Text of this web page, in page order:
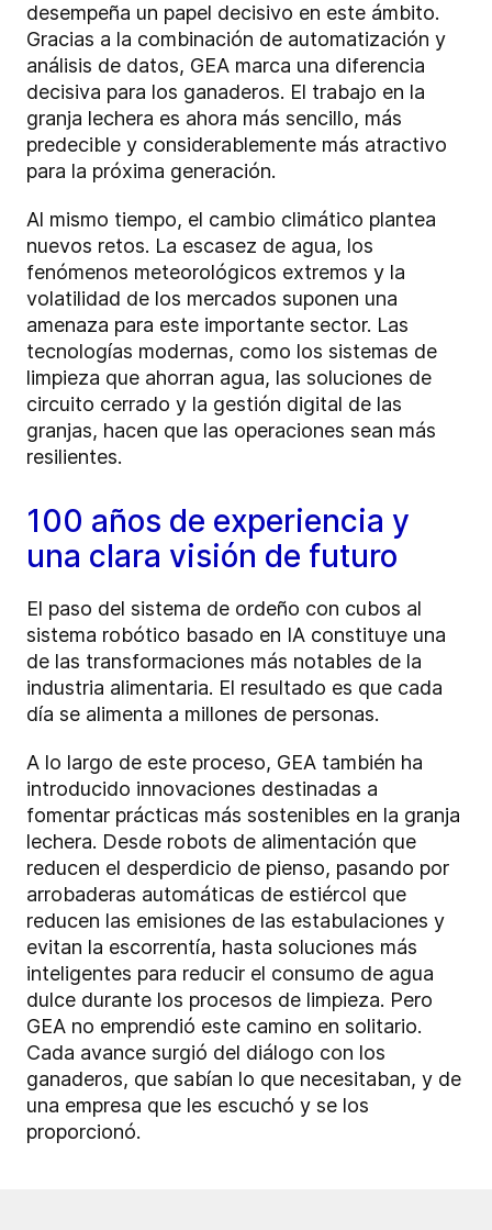
desempeña un papel decisivo en este ámbito.
Gracias a la combinación de automatización y
análisis de datos, GEA marca una diferencia
decisiva para los ganaderos. El trabajo en la
granja lechera es ahora más sencillo, más
predecible y considerablemente más atractivo
para la próxima generación.
Al mismo tiempo, el cambio climático plantea
nuevos retos. La escasez de agua, los
fenómenos meteorológicos extremos y la
volatilidad de los mercados suponen una
amenaza para este importante sector. Las
tecnologías modernas, como los sistemas de
limpieza que ahorran agua, las soluciones de
circuito cerrado y la gestión digital de las
granjas, hacen que las operaciones sean más
resilientes.
100 años de experiencia y
una clara visión de futuro
El paso del sistema de ordeño con cubos al
sistema robótico basado en IA constituye una
de las transformaciones más notables de la
industria alimentaria. El resultado es que cada
día se alimenta a millones de personas.
A lo largo de este proceso, GEA también ha
introducido innovaciones destinadas a
fomentar prácticas más sostenibles en la granja
lechera. Desde robots de alimentación que
reducen el desperdicio de pienso, pasando por
arrobaderas automáticas de estiércol que
reducen las emisiones de las estabulaciones y
evitan la escorrentía, hasta soluciones más
inteligentes para reducir el consumo de agua
dulce durante los procesos de limpieza. Pero
GEA no emprendió este camino en solitario.
Cada avance surgió del diálogo con los
ganaderos, que sabían lo que necesitaban, y de
una empresa que les escuchó y se los
proporcionó.